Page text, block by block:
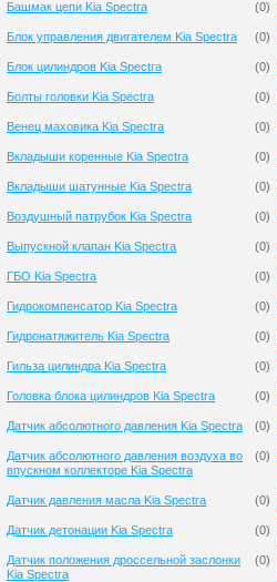
Башмак цепи Kia Spectra (0)
Блок управления двигателем Kia Spectra (0)
Блок цилиндров Kia Spectra (0)
Болты головки Kia Spectra (0)
Венец маховика Kia Spectra (0)
Вкладыши коренные Kia Spectra (0)
Вкладыши шатунные Kia Spectra (0)
Воздушный патрубок Kia Spectra (0)
Выпускной клапан Kia Spectra (0)
ГБО Kia Spectra (0)
Гидрокомпенсатор Kia Spectra (0)
Гидронатяжитель Kia Spectra (0)
Гильза цилиндра Kia Spectra (0)
Головка блока цилиндров Kia Spectra (0)
Датчик абсолютного давления Kia Spectra (0)
Датчик абсолютного давления воздуха во
впускном коллекторе Kia Spectra
(0)
Датчик давления масла Kia Spectra (0)
Датчик детонации Kia Spectra (0)
Датчик положения дроссельной заслонки
Kia Spectra
(0)